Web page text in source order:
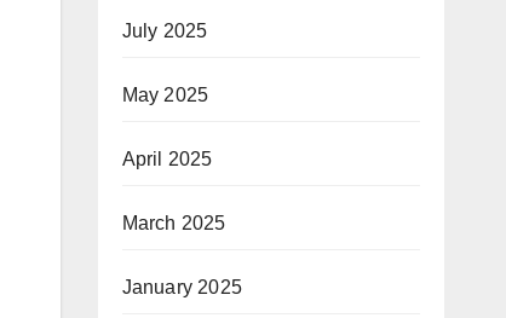
July 2025
May 2025
April 2025
March 2025
January 2025